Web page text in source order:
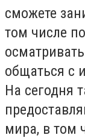
сможете
том числе
общаться с
На сегодня
мира, в том